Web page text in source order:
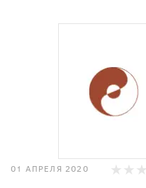
01 АПРЕЛЯ 2020